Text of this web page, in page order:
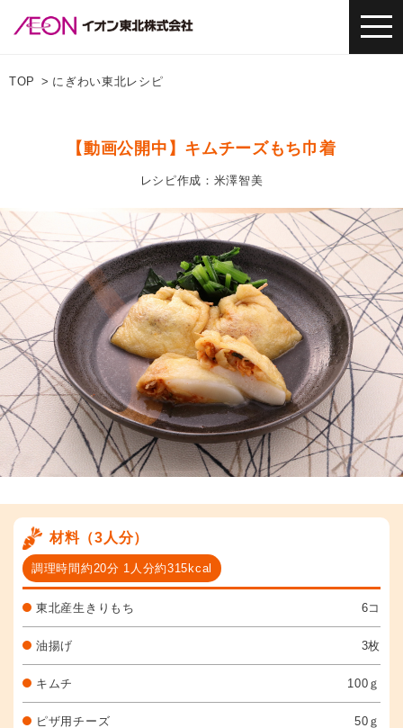
TOP にぎわい東北レシピ
【動画公開中】キムチーズもち巾着
レシピ作成：米澤智美
材料（3人分）
調理時間約20分 1人分約315kcal
東北産生きりもち 6コ
油揚げ 3枚
キムチ 100ｇ
ピザ用チーズ 50ｇ